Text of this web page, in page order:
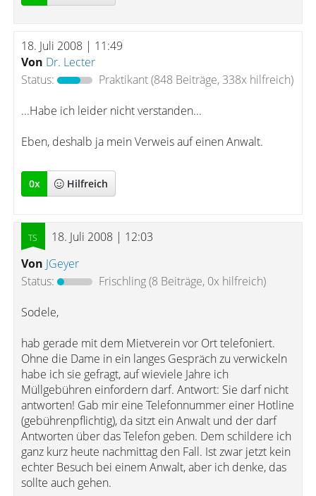
18. Juli 2008 | 11:49
Von Dr. Lecter
Status:
Praktikant(848 Beiträge, 338x hilfreich)
...Habe ich leider nicht verstanden...
Eben, deshalb ja mein Verweis auf einen Anwalt.
0x Hilfreich
18. Juli 2008 | 12:03
Von JGeyer
Status:
Frischling(8 Beiträge, 0x hilfreich)
Sodele,
hab gerade mit dem Mietverein vor Ort telefoniert.
Ohne die Dame in ein langes Gespräch zu verwickeln
habe ich sie gefragt, auf wieviele Jahre ich
Müllgebühren einfordern darf. Antwort: Sie darf nicht
antworten! Gab mir eine Telefonnummer einer Hotline
(gebührenpflichtig), da sitzt ein Anwalt und der darf
Antworten über das Telefon geben. Dem schildere ich
ganz kurz heute nachmittag den Fall. Ist zwar jetzt kein
echter Besuch bei einem Anwalt, aber ich denke, das
sollte auch gehen.